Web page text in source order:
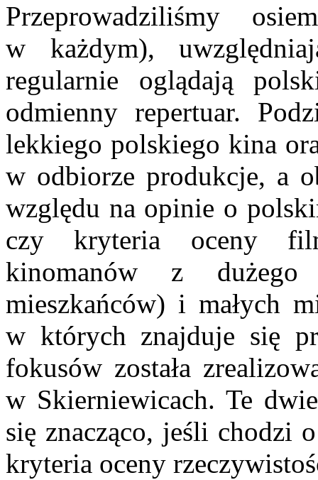
Przeprowadziliśmy
w każdym),
regularnie oglądają
odmienny repertuar.
lekkiego polskiego kina
w odbiorze produkcje, a
względu na opinie o
czy kryteria oceny
kinomanów z
mieszkańców) i małych
w których znajduje się
fokusów została
w Skierniewicach. Te
się znacząco, jeśli chodzi
kryteria oceny